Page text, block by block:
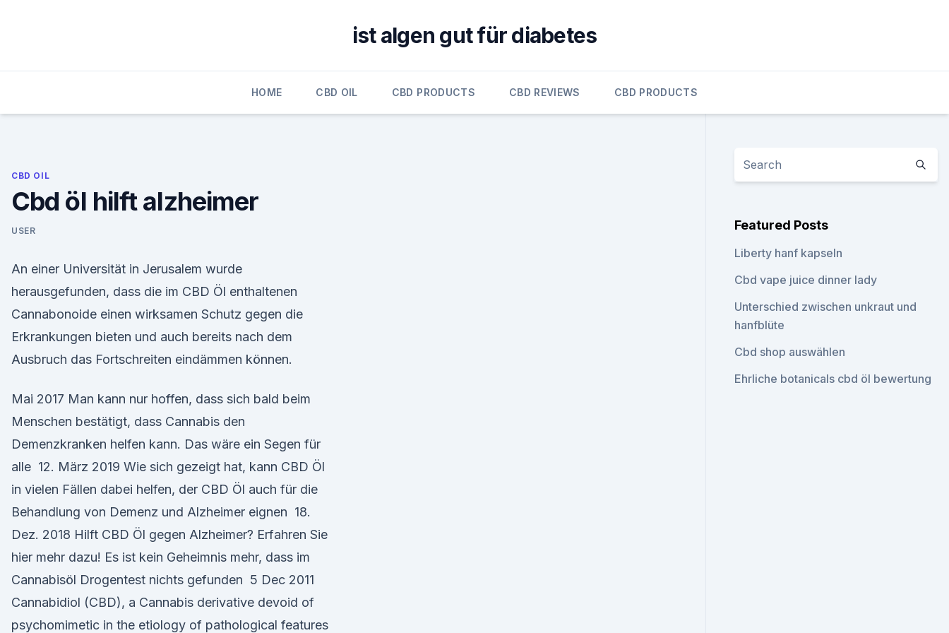
ist algen gut für diabetes
HOME CBD OIL CBD PRODUCTS CBD REVIEWS CBD PRODUCTS
CBD OIL
Cbd öl hilft alzheimer
USER
An einer Universität in Jerusalem wurde
herausgefunden, dass die im CBD Öl enthaltenen
Cannabonoide einen wirksamen Schutz gegen die
Erkrankungen bieten und auch bereits nach dem
Ausbruch das Fortschreiten eindämmen können.
Mai 2017 Man kann nur hoffen, dass sich bald beim
Menschen bestätigt, dass Cannabis den
Demenzkranken helfen kann. Das wäre ein Segen für
alle 12. März 2019 Wie sich gezeigt hat, kann CBD Öl
in vielen Fällen dabei helfen, der CBD Öl auch für die
Behandlung von Demenz und Alzheimer eignen 18.
Dez. 2018 Hilft CBD Öl gegen Alzheimer? Erfahren Sie
hier mehr dazu! Es ist kein Geheimnis mehr, dass im
Cannabisöl Drogentest nichts gefunden 5 Dec 2011
Cannabidiol (CBD), a Cannabis derivative devoid of
psychomimetic in the etiology of pathological features
Featured Posts
Liberty hanf kapseln
Cbd vape juice dinner lady
Unterschied zwischen unkraut und
hanfblüte
Cbd shop auswählen
Ehrliche botanicals cbd öl bewertung